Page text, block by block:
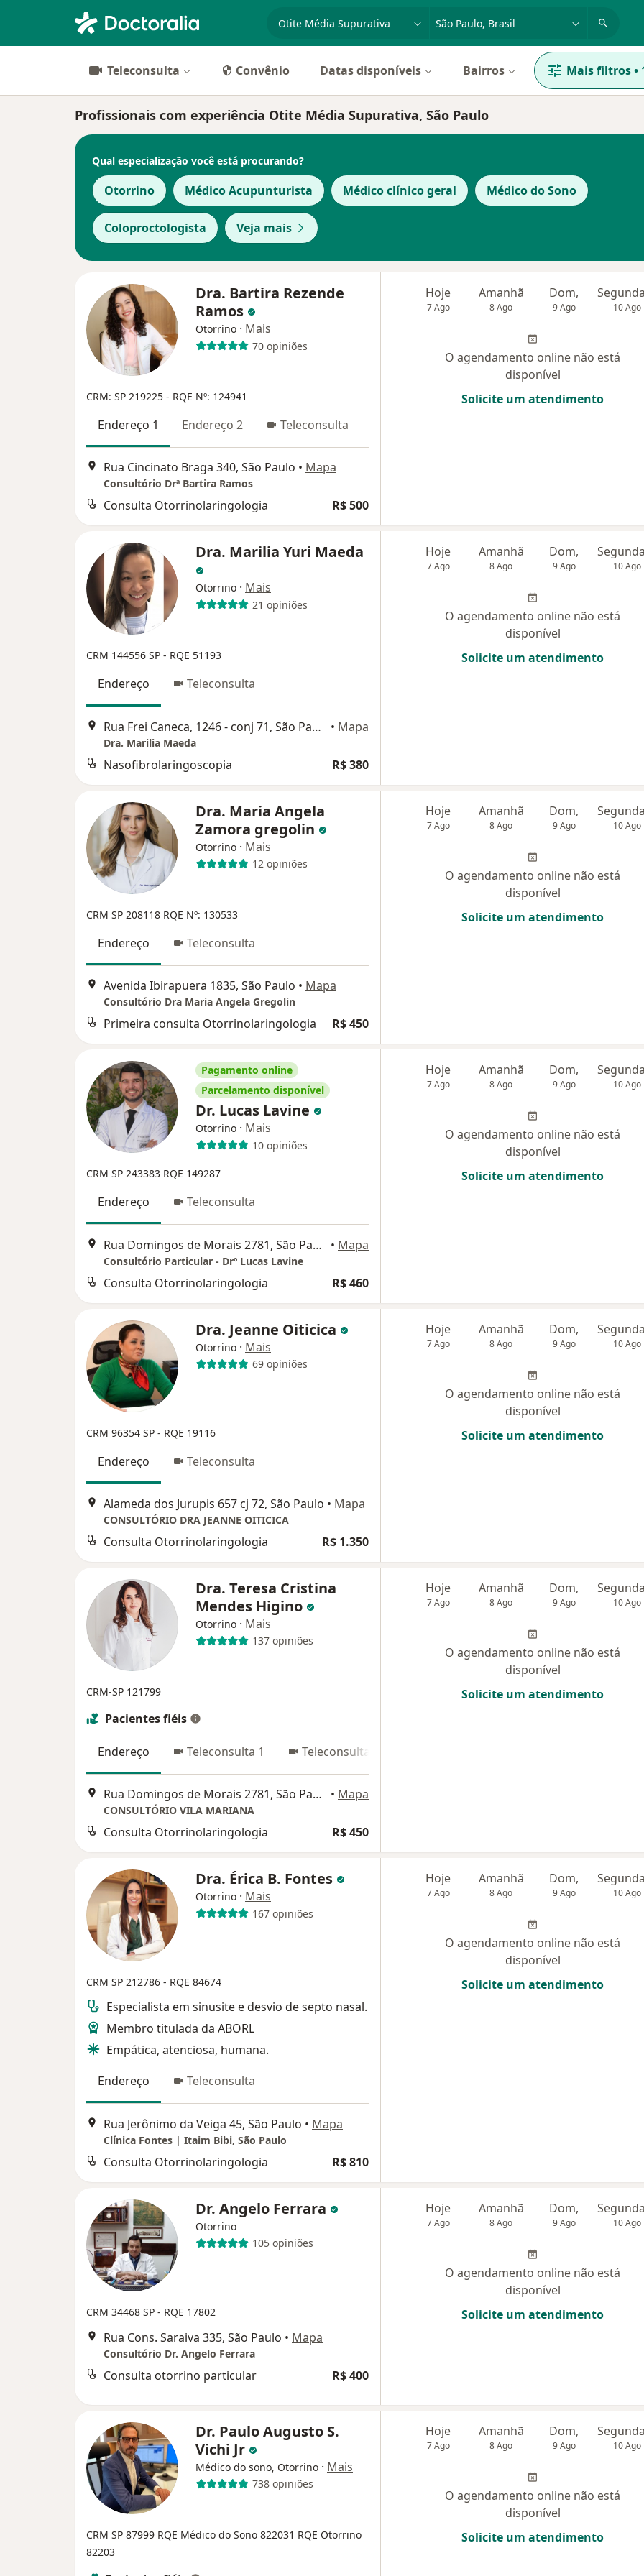
especialidade, doença ou nome
Teleconsulta Convênio Datas disponíveis Bairros Mais filtros•
Profissionais com experiência Otite Média Supurativa, São Paulo
Qual especialização você está procurando?
Otorrino Médico Acupunturista Médico clínico geral Médico do Sono
Coloproctologista Veja mais
Dra. Bartira Rezende
Ramos
Otorrino · Mais
70 opiniões
CRM: SP 219225 - RQE Nº: 124941
Endereço 1 Endereço 2 Teleconsulta
Rua Cincinato Braga 340, São Paulo • Mapa
Consultório Drª Bartira Ramos
Consulta Otorrinolaringologia R$ 500
Hoje
7 Ago
Amanhã
8 Ago
Dom,
9 Ago 10 Ago
O agendamento online não está
disponível
Solicite um atendimento
Dra. Marilia Yuri Maeda
Otorrino · Mais
21 opiniões
CRM 144556 SP - RQE 51193
Endereço Teleconsulta
Rua Frei Caneca, 1246 - conj 71, São Paulo • Mapa
Dra. Marilia Maeda
Nasofibrolaringoscopia R$ 380
Hoje
7 Ago
Amanhã
8 Ago
Dom,
9 Ago 10 Ago
O agendamento online não está
disponível
Solicite um atendimento
Dra. Maria Angela
Zamora gregolin
Otorrino · Mais
12 opiniões
CRM SP 208118 RQE Nº: 130533
Endereço Teleconsulta
Avenida Ibirapuera 1835, São Paulo • Mapa
Consultório Dra Maria Angela Gregolin
Primeira consulta Otorrinolaringologia R$ 450
Hoje
7 Ago
Amanhã
8 Ago
Dom,
9 Ago 10 Ago
O agendamento online não está
disponível
Solicite um atendimento
Pagamento online
Parcelamento disponível
Dr. Lucas Lavine
Otorrino · Mais
10 opiniões
CRM SP 243383 RQE 149287
Endereço Teleconsulta
Rua Domingos de Morais 2781, São Paulo • Mapa
Consultório Particular - Drº Lucas Lavine
Consulta Otorrinolaringologia R$ 460
Hoje
7 Ago
Amanhã
8 Ago
Dom,
9 Ago 10 Ago
O agendamento online não está
disponível
Solicite um atendimento
Dra. Jeanne Oiticica
Otorrino · Mais
69 opiniões
CRM 96354 SP - RQE 19116
Endereço Teleconsulta
Alameda dos Jurupis 657 cj 72, São Paulo • Mapa
CONSULTÓRIO DRA JEANNE OITICICA
Consulta Otorrinolaringologia R$ 1.350
Hoje
7 Ago
Amanhã
8 Ago
Dom,
9 Ago 10 Ago
O agendamento online não está
disponível
Solicite um atendimento
Dra. Teresa Cristina
Mendes Higino
Otorrino · Mais
137 opiniões
CRM-SP 121799
Pacientes fiéis
Endereço Teleconsulta 1 Teleconsulta 2
Rua Domingos de Morais 2781, São Paulo • Mapa
CONSULTÓRIO VILA MARIANA
Consulta Otorrinolaringologia R$ 450
Hoje
7 Ago
Amanhã
8 Ago
Dom,
9 Ago 10 Ago
O agendamento online não está
disponível
Solicite um atendimento
Dra. Érica B. Fontes
Otorrino · Mais
167 opiniões
CRM SP 212786 - RQE 84674
Especialista em sinusite e desvio de septo nasal.
Membro titulada da ABORL
Empática, atenciosa, humana.
Endereço
Teleconsulta
Rua Jerônimo da Veiga 45, São Paulo • Mapa
Clínica Fontes | Itaim Bibi, São Paulo
Consulta Otorrinolaringologia R$ 810
Hoje
7 Ago
Amanhã
8 Ago
Dom,
9 Ago 10 Ago
O agendamento online não está
disponível
Solicite um atendimento
Dr. Angelo Ferrara
Otorrino
105 opiniões
CRM 34468 SP - RQE 17802
Rua Cons. Saraiva 335, São Paulo • Mapa
Consultório Dr. Angelo Ferrara
Consulta otorrino particular R$ 400
Hoje
7 Ago
Amanhã
8 Ago
Dom,
9 Ago 10 Ago
O agendamento online não está
disponível
Solicite um atendimento
Dr. Paulo Augusto S.
Vichi Jr
Médico do sono, Otorrino · Mais
738 opiniões
CRM SP 87999 RQE Médico do Sono 822031 RQE Otorrino
82203
Hoje
7 Ago
Amanhã
8 Ago
Dom,
9 Ago 10 Ago
O agendamento online não está
disponível
Solicite um atendimento